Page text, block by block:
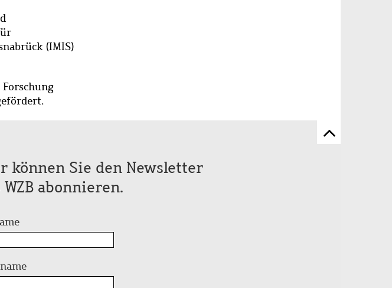
(IMIS)
Zum
können Sie den Newsletter
WZB abonnieren.